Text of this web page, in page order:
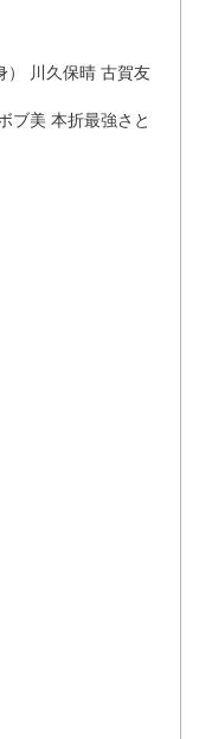
） 川久保晴 古賀友
美 本折最強さと